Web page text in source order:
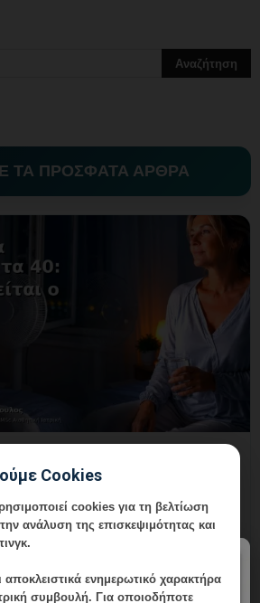
ΤΑ ΠΡΟΣΦΑΤΑ ΑΡΘΡΑ
τα 40: εξατομικευμένη
ραντεβού στη Vital WomanHood
Cookies
cookies για τη βελτίωση
ανάλυση της επισκεψιμότητας και
αποκλειστικά ενημερωτικό χαρακτήρα
συμβουλή. Για οποιοδήποτε